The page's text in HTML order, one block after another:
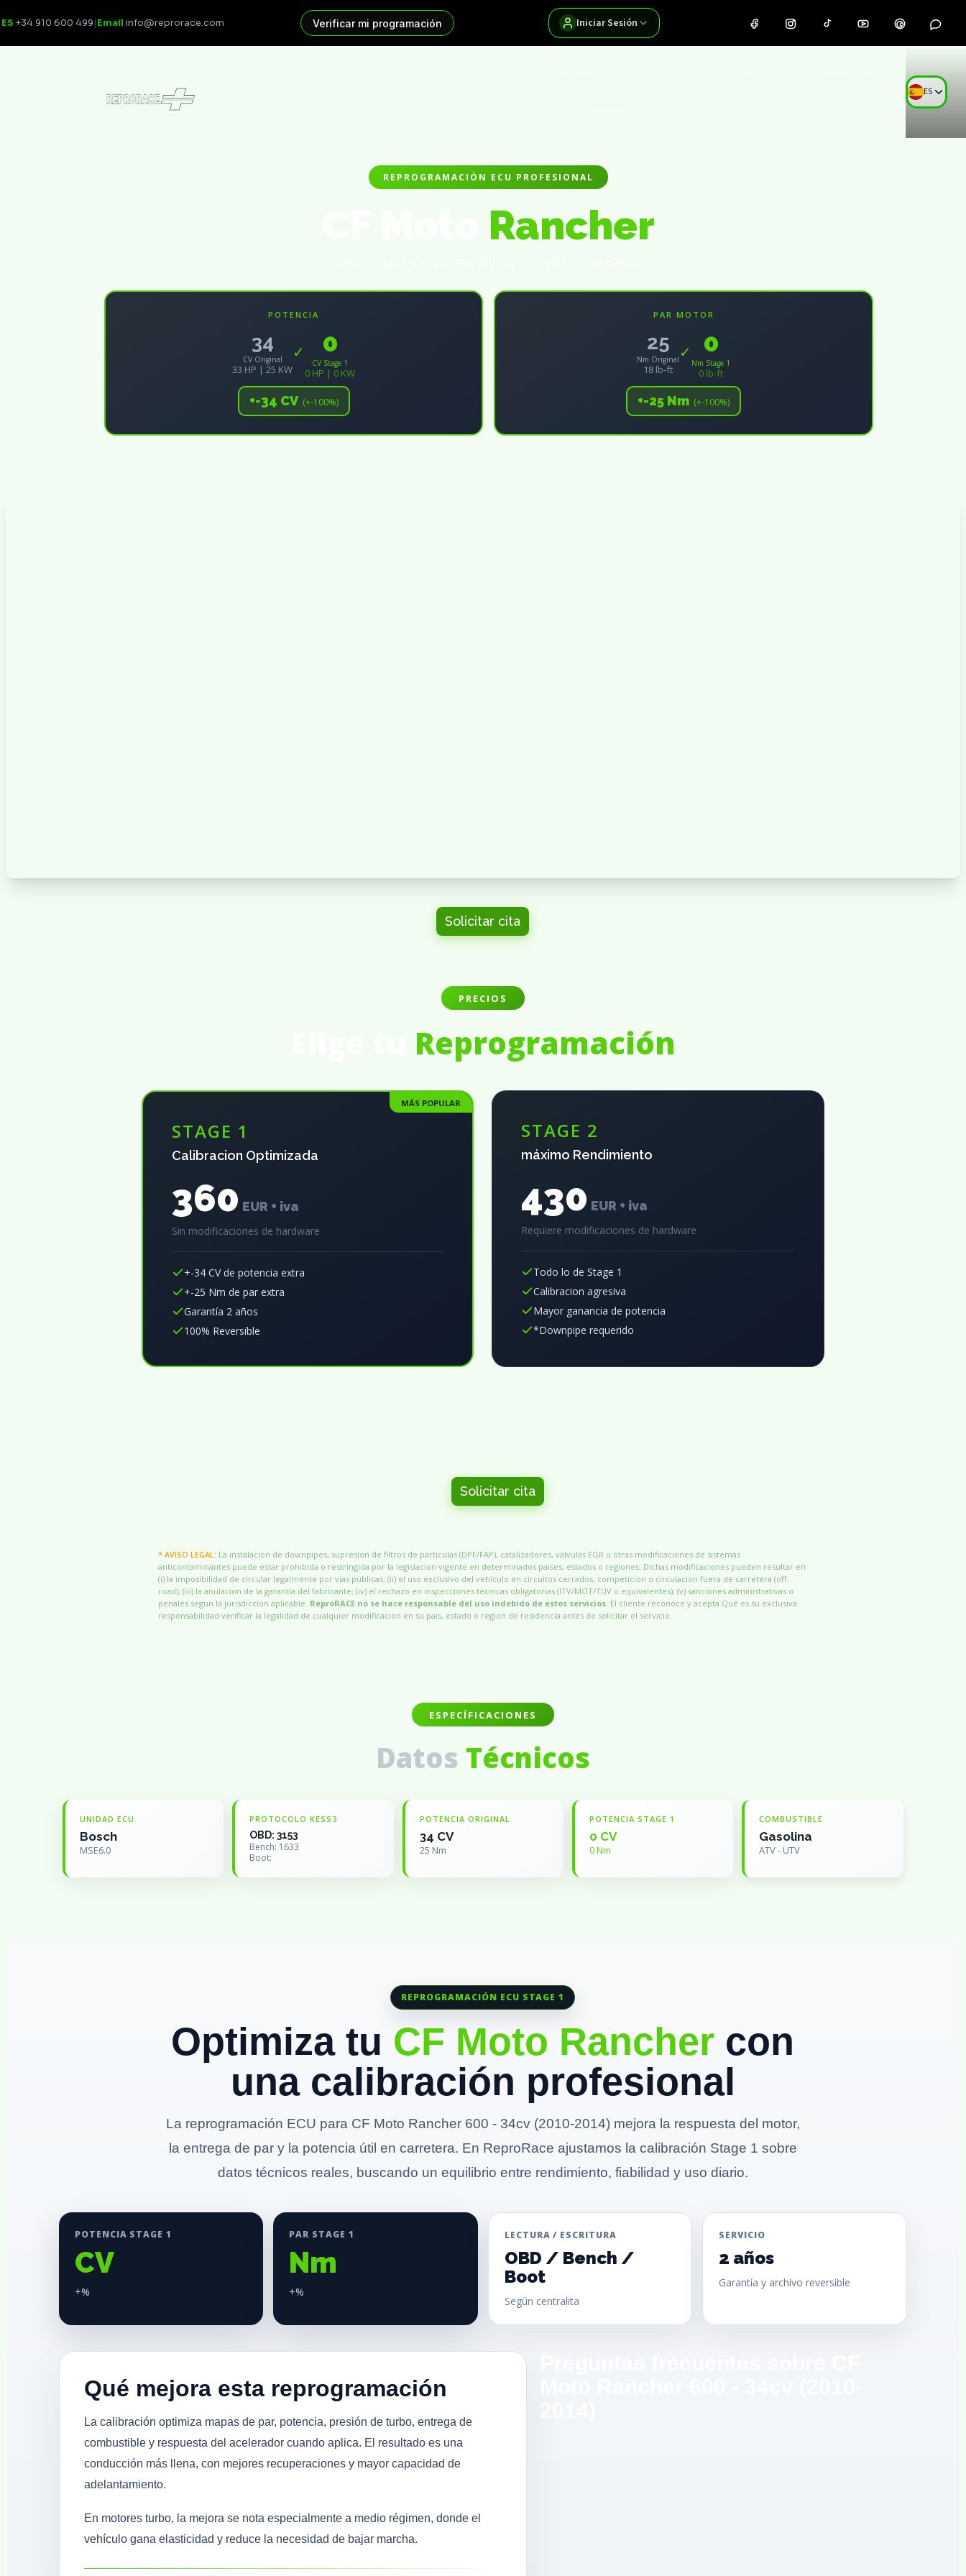
ES +34 910 600 499|Email info@reprorace.com Verificar mi programación Iniciar Sesión
ES
REPROGRAMACIÓN ECU PROFESIONAL
Rancher
POTENCIA
34
CV Original
33 HP | 25 KW
✓ 0
CV Stage 1
0 HP | 0 KW
+-34 CV (+-100%)
PAR MOTOR
25
Nm Original
18 lb-ft
✓ 0
Nm Stage 1
0 lb-ft
+-25 Nm (+-100%)
Solicitar cita
PRECIOS
Reprogramación
MÁS POPULAR
STAGE 1
Calibracion Optimizada
360 EUR + iva
Sin modificaciones de hardware
+-34 CV de potencia extra
+-25 Nm de par extra
Garantía 2 años
100% Reversible
STAGE 2
máximo Rendimiento
430 EUR + iva
Requiere modificaciones de hardware
Todo lo de Stage 1
Calibracion agresiva
Mayor ganancia de potencia
*Downpipe requerido
Solicitar cita
* AVISO LEGAL: La instalacion de downpipes, supresion de filtros de particulas (DPF/FAP), catalizadores, valvulas EGR u otras modificaciones de sistemas
anticontaminantes puede estar prohibida o restringida por la legislacion vigente en determinados paises, estados o regiones. Dichas modificaciones pueden resultar en:
(i) la imposibilidad de circular legalmente por vias publicas; (ii) el uso exclusivo del vehículo en circuitos cerrados, competicion o circulacion fuera de carretera (off-
road); (iii) la anulacion de la garantía del fabricante; (iv) el rechazo en inspecciones técnicas obligatorias (ITV/MOT/TUV o equivalentes); (v) sanciones administrativas o
penales segun la jurisdiccion aplicable. ReproRACE no se hace responsable del uso indebido de estos servicios.El cliente reconoce y acepta Qué es su exclusiva
responsabilidad verificar la legalidad de cualquier modificacion en su pais, estado o region de residencia antes de solicitar el servicio.
ESPECÍFICACIONES
Datos Técnicos
UNIDAD ECU
Bosch
MSE6.0
PROTOCOLO KESS3
OBD: 3153
Bench: 1633
Boot:
POTENCIA ORIGINAL
34 CV
25 Nm
POTENCIA STAGE 1
0 CV
0 Nm
COMBUSTIBLE
Gasolina
ATV - UTV
REPROGRAMACIÓN ECU STAGE 1
Optimiza tu CF Moto Rancher con
una calibración profesional
La reprogramación ECU para CF Moto Rancher 600 - 34cv (2010-2014) mejora la respuesta del motor,
la entrega de par y la potencia útil en carretera. En ReproRace ajustamos la calibración Stage 1 sobre
datos técnicos reales, buscando un equilibrio entre rendimiento, fiabilidad y uso diario.
POTENCIA STAGE 1
CV
+%
PAR STAGE 1
Nm
+%
LECTURA / ESCRITURA
OBD / Bench /
Boot
Según centralita
SERVICIO
2 años
Garantía y archivo reversible
Qué mejora esta reprogramación
La calibración optimiza mapas de par, potencia, presión de turbo, entrega de
combustible y respuesta del acelerador cuando aplica. El resultado es una
conducción más llena, con mejores recuperaciones y mayor capacidad de
adelantamiento.
En motores turbo, la mejora se nota especialmente a medio régimen, donde el
vehículo gana elasticidad y reduce la necesidad de bajar marcha.